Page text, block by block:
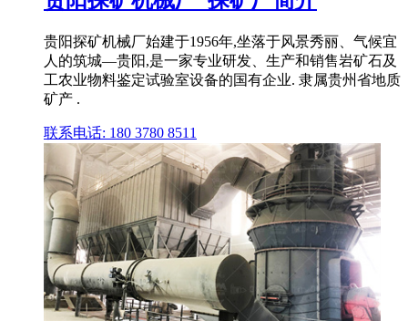
贵阳探矿机械厂始建于1956年,坐落于风景秀丽、气候宜
人的筑城—贵阳,是一家专业研发、生产和销售岩矿石及
工农业物料鉴定试验室设备的国有企业. 隶属贵州省地质
矿产 .
联系电话: 180 3780 8511